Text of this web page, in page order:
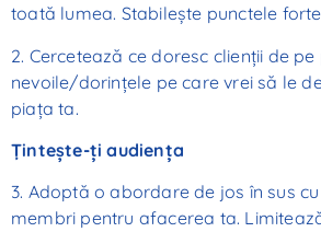
toată lumea. Stabilește punctele
2. Cercetează ce doresc clienții de
nevoile/dorințele pe care vrei să le
piața ta.
Țintește-ți audiența
3. Adoptă o abordare de jos în sus
membri pentru afacerea ta.